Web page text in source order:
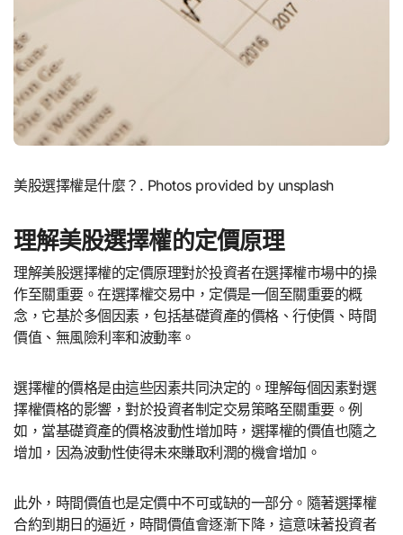
美股選擇權是什麼？. Photos provided by unsplash
理解美股選擇權的定價原理
理解美股選擇權的定價原理對於投資者在選擇權市場中的操
作至關重要。在選擇權交易中，定價是一個至關重要的概
念，它基於多個因素，包括基礎資產的價格、行使價、時間
價值、無風險利率和波動率。
選擇權的價格是由這些因素共同決定的。理解每個因素對選
擇權價格的影響，對於投資者制定交易策略至關重要。例
如，當基礎資產的價格波動性增加時，選擇權的價值也隨之
增加，因為波動性使得未來賺取利潤的機會增加。
此外，時間價值也是定價中不可或缺的一部分。隨著選擇權
合約到期日的逼近，時間價值會逐漸下降，這意味著投資者